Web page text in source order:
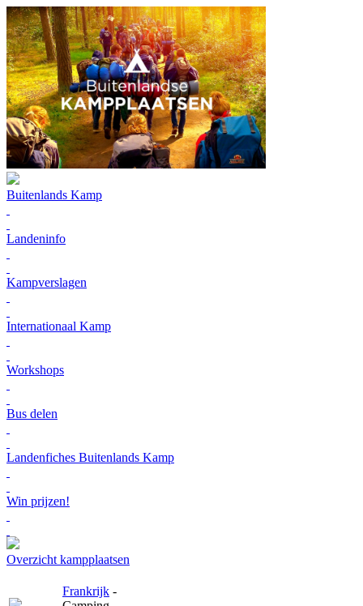
Buitenlands Kamp
Landeninfo
Kampverslagen
Internationaal Kamp
Workshops
Bus delen
Landenfiches Buitenlands Kamp
Win prijzen!
Overzicht kampplaatsen
Frankrijk -